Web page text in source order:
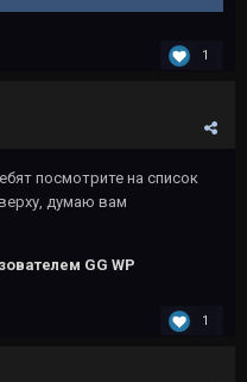
1
посмотрите на список
думаю вам
GG WP
1